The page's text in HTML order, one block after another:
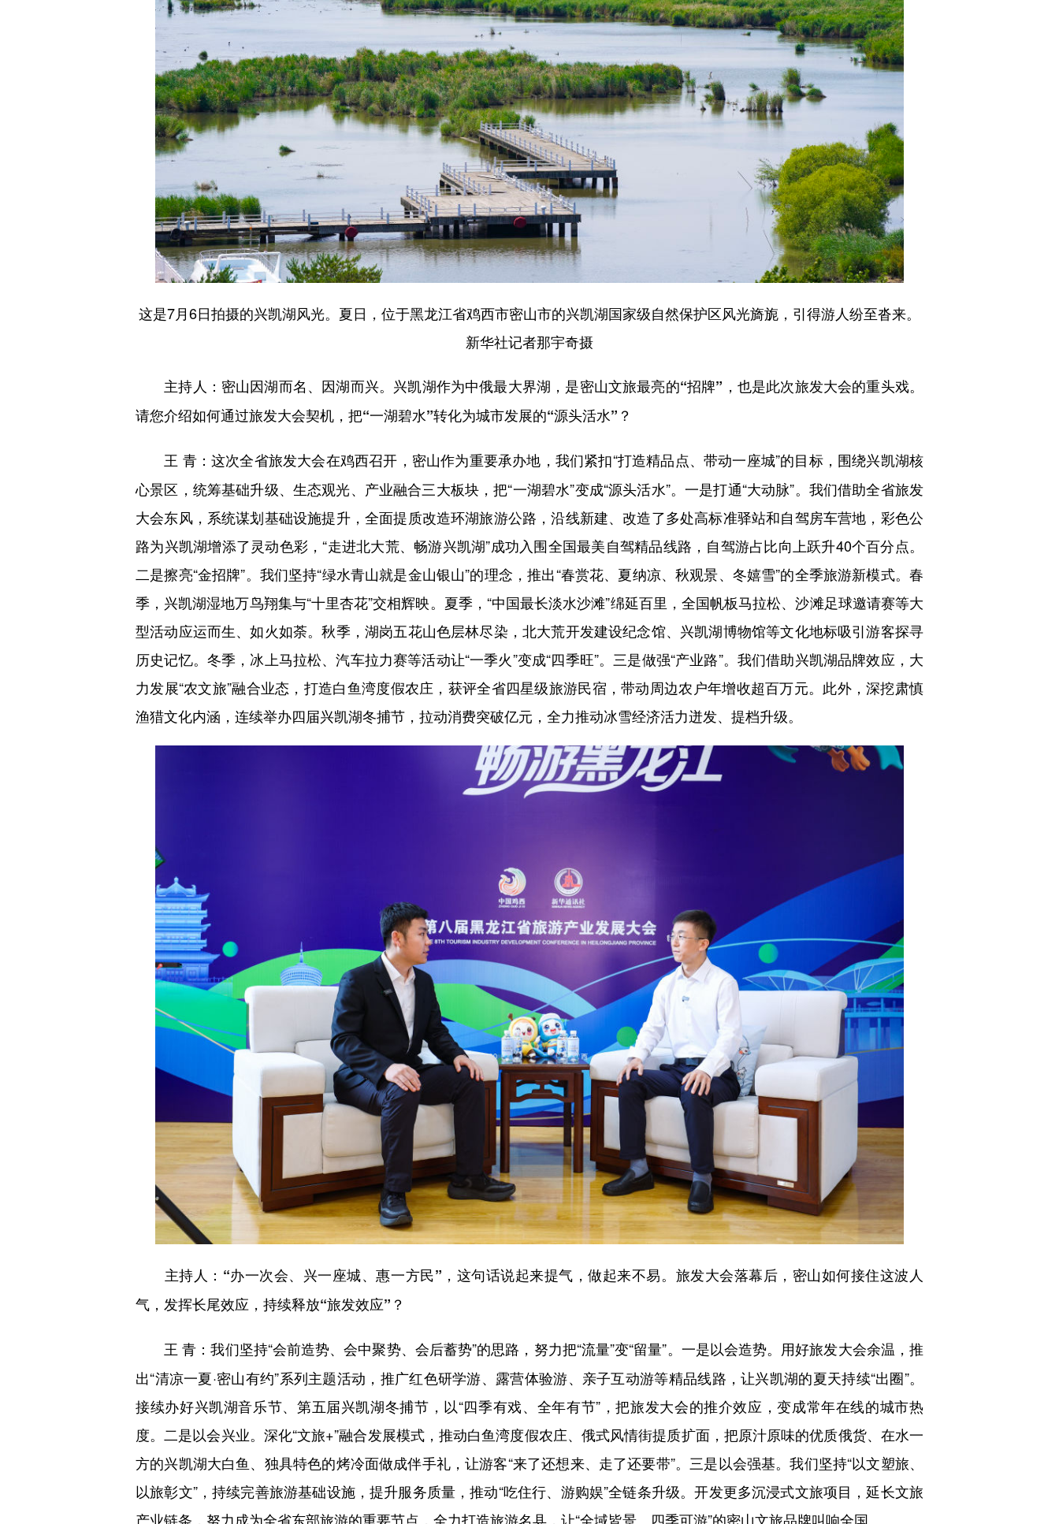
这是7月6日拍摄的兴凯湖风光。夏日，位于黑龙江省鸡西市密山市的兴凯湖国家级自然保护区风光旖旎，引得游人纷至沓来。
新华社记者那宇奇摄
主持人：密山因湖而名、因湖而兴。兴凯湖作为中俄最大界湖，是密山文旅最亮的“招牌”，也是此次旅发大会的重头戏。
请您介绍如何通过旅发大会契机，把“一湖碧水”转化为城市发展的“源头活水”？
王 青： 这次全省旅发大会在鸡西召开，密山作为重要承办地，我们紧扣“打造精品点、带动一座城”的目标，围绕兴凯湖核
心景区，统筹基础升级、生态观光、产业融合三大板块，把“一湖碧水”变成“源头活水”。一是打通“大动脉”。我们借助全省旅发
大会东风，系统谋划基础设施提升，全面提质改造环湖旅游公路，沿线新建、改造了多处高标准驿站和自驾房车营地，彩色公
路为兴凯湖增添了灵动色彩，“走进北大荒、畅游兴凯湖”成功入围全国最美自驾精品线路，自驾游占比向上跃升40个百分点。
二是擦亮“金招牌”。我们坚持“绿水青山就是金山银山”的理念，推出“春赏花、夏纳凉、秋观景、冬嬉雪”的全季旅游新模式。春
季，兴凯湖湿地万鸟翔集与“十里杏花”交相辉映。夏季，“中国最长淡水沙滩”绵延百里，全国帆板马拉松、沙滩足球邀请赛等大
型活动应运而生、如火如荼。秋季，湖岗五花山色层林尽染，北大荒开发建设纪念馆、兴凯湖博物馆等文化地标吸引游客探寻
历史记忆。冬季，冰上马拉松、汽车拉力赛等活动让“一季火”变成“四季旺”。三是做强“产业路”。我们借助兴凯湖品牌效应，大
力发展“农文旅”融合业态，打造白鱼湾度假农庄，获评全省四星级旅游民宿，带动周边农户年增收超百万元。此外，深挖肃慎
渔猎文化内涵，连续举办四届兴凯湖冬捕节，拉动消费突破亿元，全力推动冰雪经济活力迸发、提档升级。
主持人：“办一次会、兴一座城、惠一方民”，这句话说起来提气，做起来不易。旅发大会落幕后，密山如何接住这波人
气，发挥长尾效应，持续释放“旅发效应”？
王 青：我们坚持“会前造势、会中聚势、会后蓄势”的思路，努力把“流量”变“留量”。一是以会造势。用好旅发大会余温，推
出“清凉一夏·密山有约”系列主题活动，推广红色研学游、露营体验游、亲子互动游等精品线路，让兴凯湖的夏天持续“出圈”。
接续办好兴凯湖音乐节、第五届兴凯湖冬捕节，以“四季有戏、全年有节”，把旅发大会的推介效应，变成常年在线的城市热
度。二是以会兴业。深化“文旅+”融合发展模式，推动白鱼湾度假农庄、俄式风情街提质扩面，把原汁原味的优质俄货、在水一
方的兴凯湖大白鱼、独具特色的烤冷面做成伴手礼，让游客“来了还想来、走了还要带”。三是以会强基。我们坚持“以文塑旅、
以旅彰文”，持续完善旅游基础设施，提升服务质量，推动“吃住行、游购娱”全链条升级。开发更多沉浸式文旅项目，延长文旅
产业链条，努力成为全省东部旅游的重要节点，全力打造旅游名县，让“全域皆景、四季可游”的密山文旅品牌叫响全国。